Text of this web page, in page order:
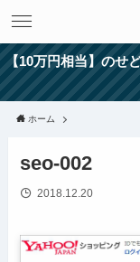
【10万円相当】のせ
ホーム
seo-002
2018.12.20